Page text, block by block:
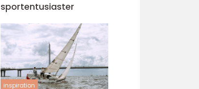
sportentusiaster
inspiration